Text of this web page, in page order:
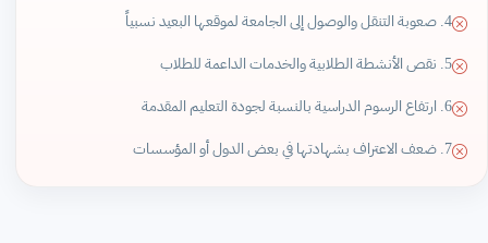
4. صعوبة التنقل والوصول إلى الجامعة لموقعها البعيد نسبياً
5. نقص الأنشطة الطلابية والخدمات الداعمة للطلاب
6. ارتفاع الرسوم الدراسية بالنسبة لجودة التعليم المقدمة
7. ضعف الاعتراف بشهادتها في بعض الدول أو المؤسسات